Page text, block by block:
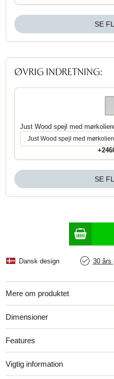
SE
ØVRIG INDRETNING:
Just Wood spejl med
SE
Dansk design 30 års
Mere om produktet
Dimensioner
Features
Vigtig information